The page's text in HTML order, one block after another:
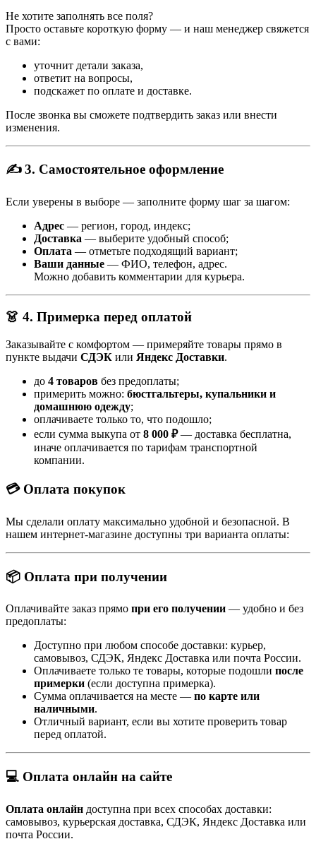
Не хотите заполнять все поля?
Просто оставьте короткую форму — и наш менеджер свяжется
с вами:
уточнит детали заказа,
ответит на вопросы,
подскажет по оплате и доставке.
После звонка вы сможете подтвердить заказ или внести
изменения.
✍️ 3. Самостоятельное оформление
Если уверены в выборе — заполните форму шаг за шагом:
Адрес — регион, город, индекс;
Доставка — выберите удобный способ;
Оплата — отметьте подходящий вариант;
Ваши данные — ФИО, телефон, адрес.
Можно добавить комментарии для курьера.
👗 4. Примерка перед оплатой
Заказывайте с комфортом — примеряйте товары прямо в
пункте выдачи СДЭК или Яндекс Доставки.
до 4 товаров без предоплаты;
примерить можно: бюстгальтеры, купальники и
домашнюю одежду;
оплачиваете только то, что подошло;
если сумма выкупа от 8 000 ₽— доставка бесплатна,
иначе оплачивается по тарифам транспортной
компании.
💳 Оплата покупок
Мы сделали оплату максимально удобной и безопасной. В
нашем интернет-магазине доступны три варианта оплаты:
📦 Оплата при получении
Оплачивайте заказ прямо при его получении — удобно и без
предоплаты:
Доступно при любом способе доставки: курьер,
самовывоз, СДЭК, Яндекс Доставка или почта России.
Оплачиваете только те товары, которые подошли после
примерки (если доступна примерка).
Сумма оплачивается на месте — по карте или
наличными.
Отличный вариант, если вы хотите проверить товар
перед оплатой.
💻 Оплата онлайн на сайте
Оплата онлайн доступна при всех способах доставки:
самовывоз, курьерская доставка, СДЭК, Яндекс Доставка или
почта России.